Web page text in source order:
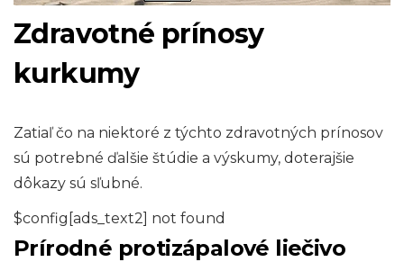
Zdravotné prínosy
kurkumy
Zatiaľ čo na niektoré z týchto zdravotných prínosov
sú potrebné ďalšie štúdie a výskumy, doterajšie
dôkazy sú sľubné.
$config[ads_text2] not found
Prírodné protizápalové liečivo